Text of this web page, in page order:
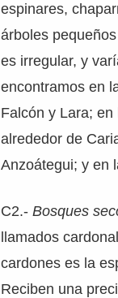
espinares,
árboles
es irregular, y
encontramos en
Falcón y Lara;
alrededor de
Anzoátegui; y en
C2.-Bosques
llamados
cardones es la
Reciben una